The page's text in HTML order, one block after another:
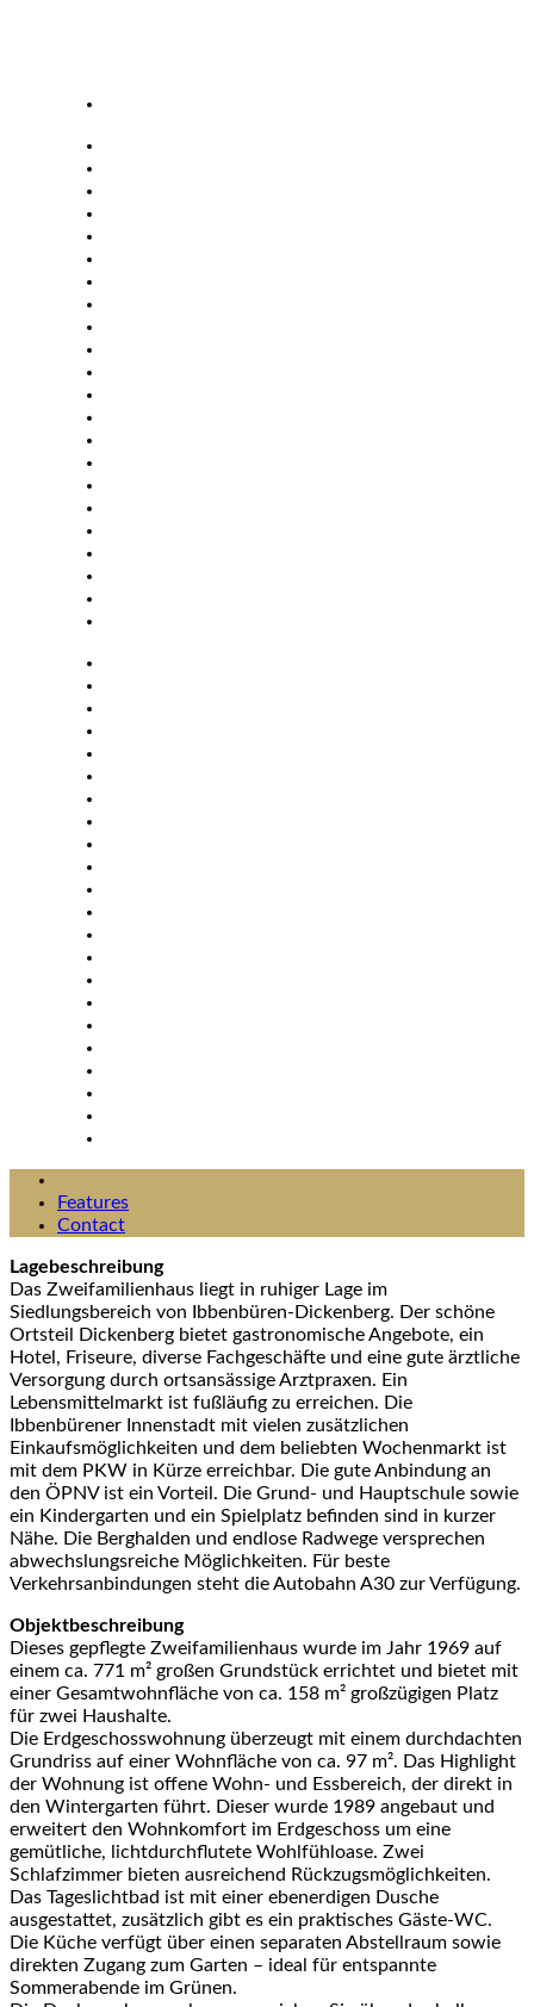
Features
Contact
Lagebeschreibung
Das Zweifamilienhaus liegt in ruhiger Lage im
Siedlungsbereich von Ibbenbüren-Dickenberg. Der schöne
Ortsteil Dickenberg bietet gastronomische Angebote, ein
Hotel, Friseure, diverse Fachgeschäfte und eine gute ärztliche
Versorgung durch ortsansässige Arztpraxen. Ein
Lebensmittelmarkt ist fußläufig zu erreichen. Die
Ibbenbürener Innenstadt mit vielen zusätzlichen
Einkaufsmöglichkeiten und dem beliebten Wochenmarkt ist
mit dem PKW in Kürze erreichbar. Die gute Anbindung an
den ÖPNV ist ein Vorteil. Die Grund- und Hauptschule sowie
ein Kindergarten und ein Spielplatz befinden sind in kurzer
Nähe. Die Berghalden und endlose Radwege versprechen
abwechslungsreiche Möglichkeiten. Für beste
Verkehrsanbindungen steht die Autobahn A30 zur Verfügung.
Objektbeschreibung
Dieses gepflegte Zweifamilienhaus wurde im Jahr 1969 auf
einem ca. 771 m² großen Grundstück errichtet und bietet mit
einer Gesamtwohnfläche von ca. 158 m² großzügigen Platz
für zwei Haushalte.
Die Erdgeschosswohnung überzeugt mit einem durchdachten
Grundriss auf einer Wohnfläche von ca. 97 m². Das Highlight
der Wohnung ist offene Wohn- und Essbereich, der direkt in
den Wintergarten führt. Dieser wurde 1989 angebaut und
erweitert den Wohnkomfort im Erdgeschoss um eine
gemütliche, lichtdurchflutete Wohlfühloase. Zwei
Schlafzimmer bieten ausreichend Rückzugsmöglichkeiten.
Das Tageslichtbad ist mit einer ebenerdigen Dusche
ausgestattet, zusätzlich gibt es ein praktisches Gäste-WC.
Die Küche verfügt über einen separaten Abstellraum sowie
direkten Zugang zum Garten – ideal für entspannte
Sommerabende im Grünen.